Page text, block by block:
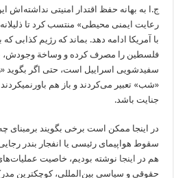
ج.ا به بهانه حفظ اقتدار امنیتی نداشته‌اش
رعایت ایمنی محیطی» منتسب کرد تا
با آمریکا ادامه دهد. بماند که رژیم کذابی
فلسطین را مصرف کرده و وساخة وجودش،
سفیدشویی اسراییل است، حتی اگر بگوید
«شب» تعبیر می‌کردند و باز هم
جنایت باشد.
در اینجا ممکن است برخی بگویند برمبنای
سقوط هواپیمای رئیسی یا انفجار بندر
هم در
اینجا نوشته بودیم، خاصیت
حقوقی و سیاسی بین‌المللی، کوچکترین